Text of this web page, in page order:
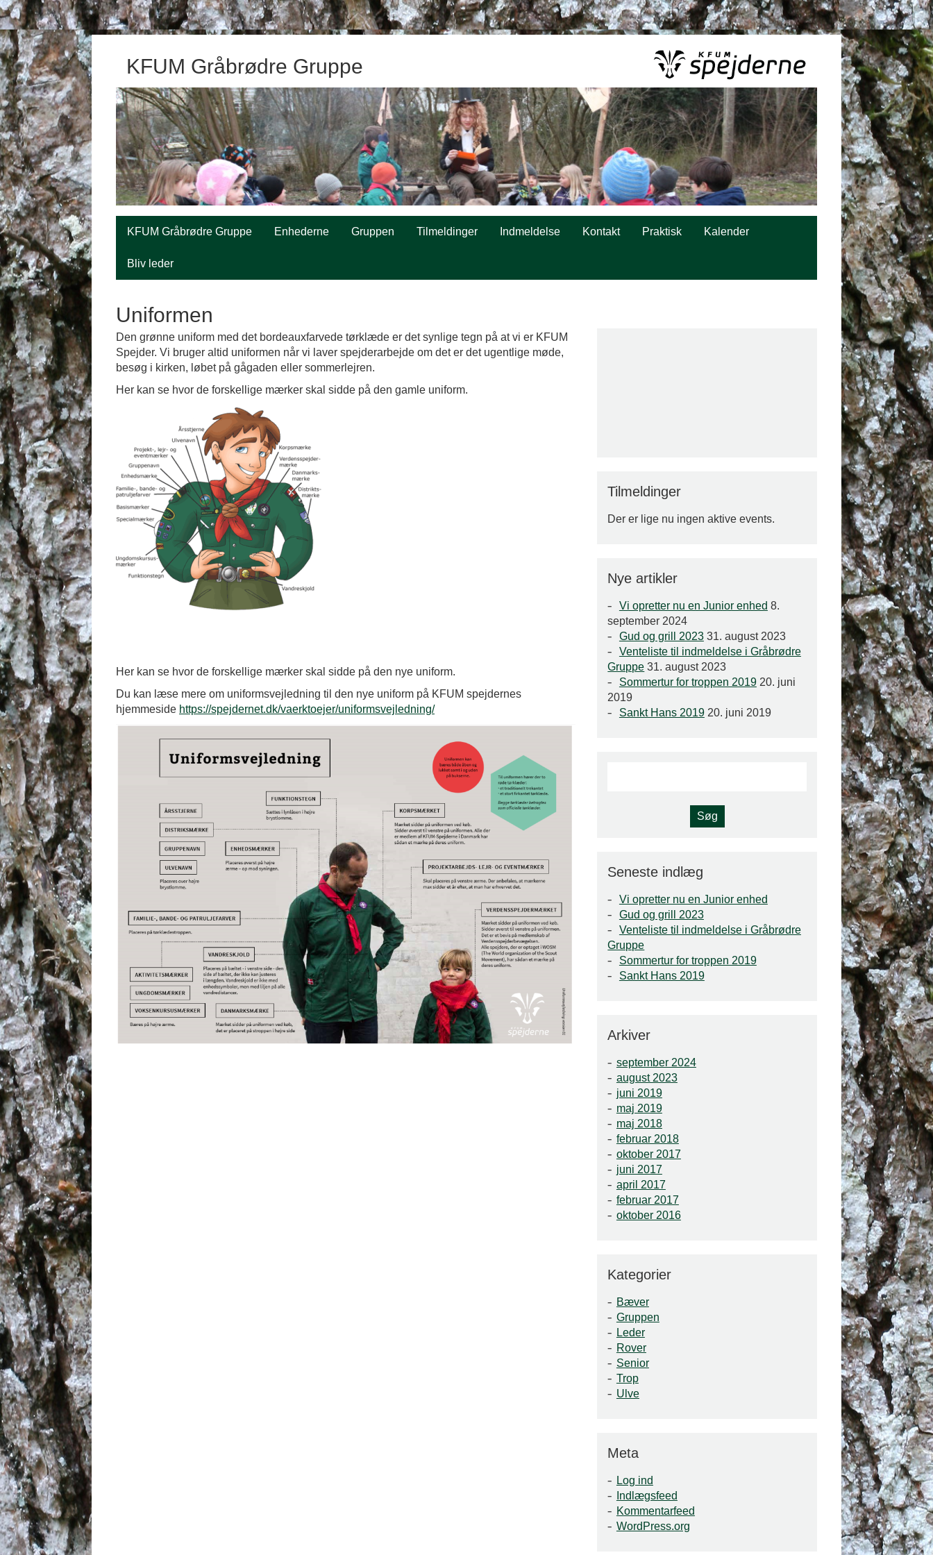
KFUM Gråbrødre Gruppe
KFUM Gråbrødre Gruppe Enhederne Gruppen Tilmeldinger Indmeldelse Kontakt Praktisk Kalender
Bliv leder
Uniformen
Den grønne uniform med det bordeauxfarvede tørklæde er det synlige tegn på at vi er KFUM
Spejder. Vi bruger altid uniformen når vi laver spejderarbejde om det er det ugentlige møde,
besøg i kirken, løbet på gågaden eller sommerlejren.
Her kan se hvor de forskellige mærker skal sidde på den gamle uniform.
Her kan se hvor de forskellige mærker skal sidde på den nye uniform.
Du kan læse mere om uniformsvejledning til den nye uniform på KFUM spejdernes
hjemmeside https://spejdernet.dk/vaerktoejer/uniformsvejledning/
Tilmeldinger
Der er lige nu ingen aktive events.
Nye artikler
Vi opretter nu en Junior enhed 8.
september 2024
Gud og grill 2023 31. august 2023
Venteliste til indmeldelse i Gråbrødre
Gruppe 31. august 2023
Sommertur for troppen 2019 20. juni
2019
Sankt Hans 2019 20. juni 2019
Seneste indlæg
Vi opretter nu en Junior enhed
Gud og grill 2023
Venteliste til indmeldelse i Gråbrødre
Gruppe
Sommertur for troppen 2019
Sankt Hans 2019
Arkiver
september 2024
august 2023
juni 2019
maj 2019
maj 2018
februar 2018
oktober 2017
juni 2017
april 2017
februar 2017
oktober 2016
Kategorier
Bæver
Gruppen
Leder
Rover
Senior
Trop
Ulve
Meta
Log ind
Indlægsfeed
Kommentarfeed
WordPress.org